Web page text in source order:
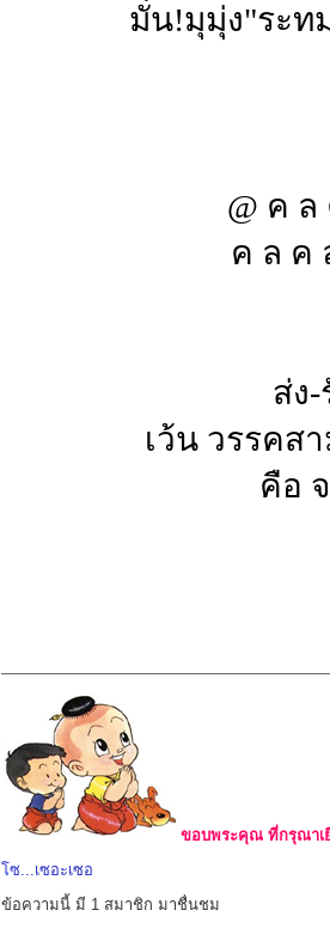
มั่น!มุมุ่ง"ระท
@ ค
ค ล ค
ส่ง
เว้น วรรคส
คือ
ขอบพระคุณ ที่กรุณาเ
โซ...เซอะเซอ
ข้อความนี้ มี 1 สมาชิก มาชื่นชม